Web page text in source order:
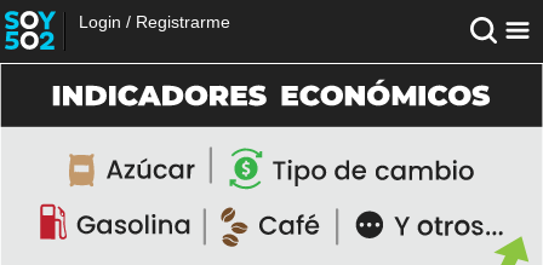
Login / Registrarme